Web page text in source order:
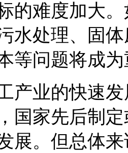
的难度加大
水处理、固
等问题将成
产业的快速
国家先后制
展。但总体